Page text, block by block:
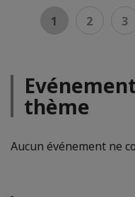
1 2 3
thème
Aucun événement ne